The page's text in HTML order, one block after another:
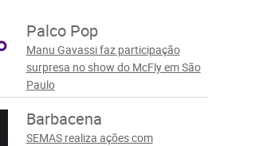
Palco Pop
Manu Gavassi faz participação
surpresa no show do McFly em São
Paulo
Barbacena
SEMAS realiza ações com